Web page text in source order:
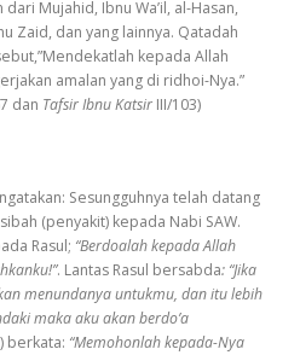
Mujahid, Ibnu Wa’il, al-Hasan,
Zaid, dan yang lainnya. Qatadah
kepada Allah
amalan yang di ridhoi-Nya.”
dan Tafsir Ibnu Katsir III/103)
Sesungguhnya telah datang
(penyakit) kepada Nabi SAW.
Rasul; “Berdoalah kepada Allah
. Lantas Rasul bersabda: “Jika
menundanya untukmu, dan itu lebih
maka aku akan berdo’a
berkata: “Memohonlah kepada-Nya